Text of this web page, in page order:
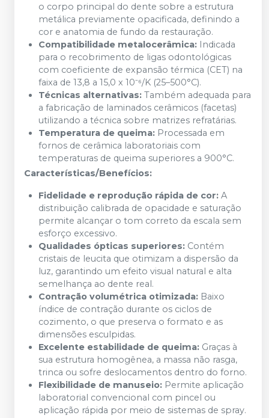
o corpo principal do dente sobre a estrutura
metálica previamente opacificada, definindo a
cor e anatomia de fundo da restauração.
Compatibilidade metalocerâmica: Indicada
para o recobrimento de ligas odontológicas
com coeficiente de expansão térmica (CET) na
faixa de 13,8 a 15,0 x 10⁻⁶/K (25–500°C).
Técnicas alternativas: Também adequada para
a fabricação de laminados cerâmicos (facetas)
utilizando a técnica sobre matrizes refratárias.
Temperatura de queima: Processada em
fornos de cerâmica laboratoriais com
temperaturas de queima superiores a 900°C.
Características/Benefícios:
Fidelidade e reprodução rápida de cor: A
distribuição calibrada de opacidade e saturação
permite alcançar o tom correto da escala sem
esforço excessivo.
Qualidades ópticas superiores: Contém
cristais de leucita que otimizam a dispersão da
luz, garantindo um efeito visual natural e alta
semelhança ao dente real.
Contração volumétrica otimizada: Baixo
índice de contração durante os ciclos de
cozimento, o que preserva o formato e as
dimensões esculpidas.
Excelente estabilidade de queima: Graças à
sua estrutura homogênea, a massa não rasga,
trinca ou sofre deslocamentos dentro do forno.
Flexibilidade de manuseio: Permite aplicação
laboratorial convencional com pincel ou
aplicação rápida por meio de sistemas de spray.